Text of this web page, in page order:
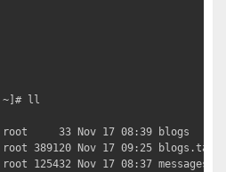
~]# ll
33 Nov 17 08:39 blogs
389120 Nov 17 09:25 blogs.tar
125432 Nov 17 08:37 messages